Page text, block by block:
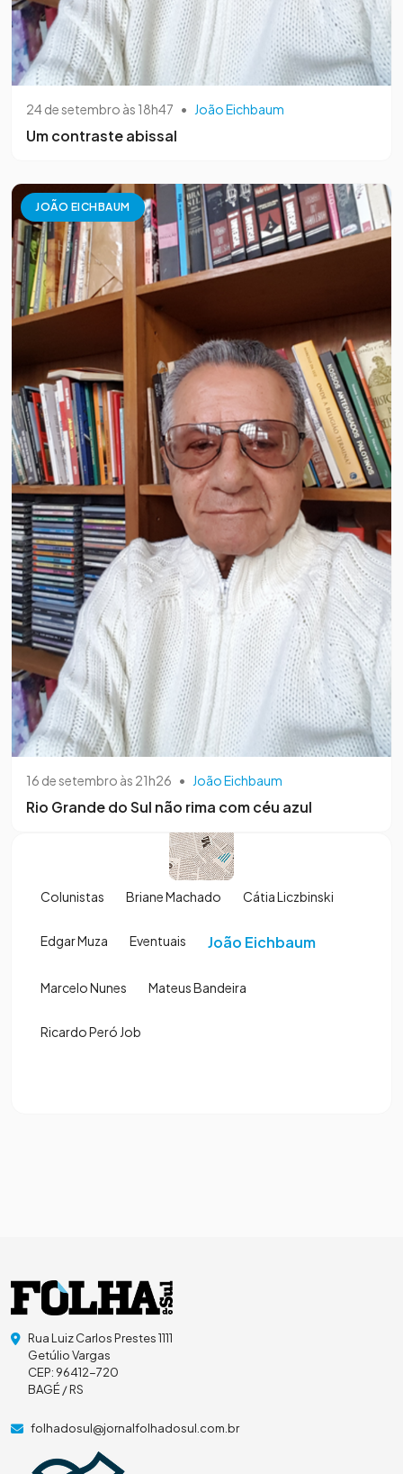
24 de setembro às 18h47 • João Eichbaum
Um contraste abissal
JOÃO EICHBAUM
16 de setembro às 21h26 • João Eichbaum
Rio Grande do Sul não rima com céu azul
Colunistas Briane Machado Cátia Liczbinski
Edgar Muza Eventuais João Eichbaum
Marcelo Nunes Mateus Bandeira
Ricardo Peró Job
Rua Luiz Carlos Prestes 1111
Getúlio Vargas
CEP: 96412-720
BAGÉ / RS
folhadosul@jornalfolhadosul.com.br